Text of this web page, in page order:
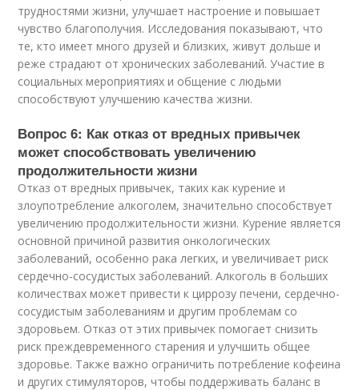
трудностями жизни, улучшает настроение и повышает
чувство благополучия. Исследования показывают, что
те, кто имеет много друзей и близких, живут дольше и
реже страдают от хронических заболеваний. Участие в
социальных мероприятиях и общение с людьми
способствуют улучшению качества жизни.
Вопрос 6: Как отказ от вредных привычек
может способствовать увеличению
продолжительности жизни
Отказ от вредных привычек, таких как курение и
злоупотребление алкоголем, значительно способствует
увеличению продолжительности жизни. Курение является
основной причиной развития онкологических
заболеваний, особенно рака легких, и увеличивает риск
сердечно-сосудистых заболеваний. Алкоголь в больших
количествах может привести к циррозу печени, сердечно-
сосудистым заболеваниям и другим проблемам со
здоровьем. Отказ от этих привычек помогает снизить
риск преждевременного старения и улучшить общее
здоровье. Также важно ограничить потребление кофеина
и других стимуляторов, чтобы поддерживать баланс в